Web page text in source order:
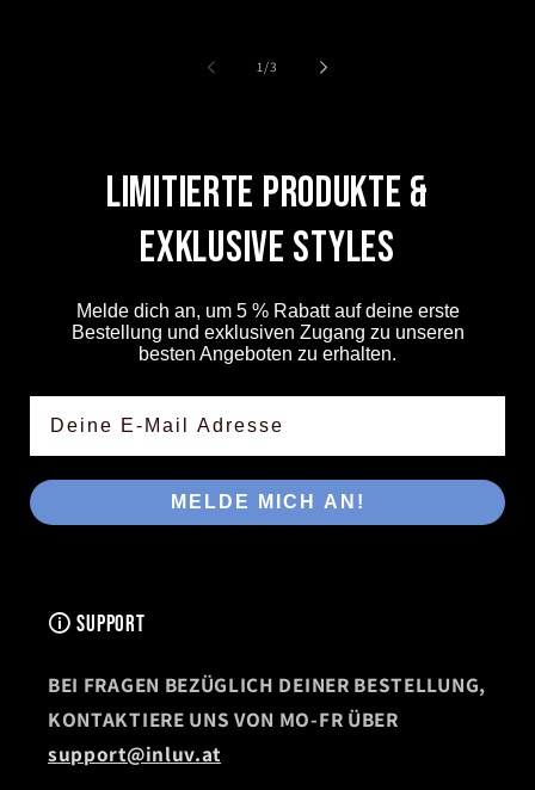
1 /von
3
Limitierte Produkte &
Exklusive Styles
Melde dich an, um 5 % Rabatt auf deine erste
Bestellung und exklusiven Zugang zu unseren
besten Angeboten zu erhalten.
MELDE MICH AN!
🛈 SUPPORT
BEI FRAGEN BEZÜGLICH DEINER BESTELLUNG,
KONTAKTIERE UNS VON MO-FR ÜBER
support@inluv.at